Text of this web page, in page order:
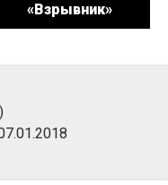
«Взрывник»